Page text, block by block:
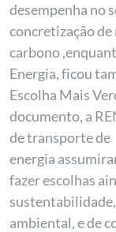
desempenha no
concretização
carbono
Energia, ficou
Escolha Mais
documento, a
de transporte de
energia
fazer escolhas
ambiental, e de